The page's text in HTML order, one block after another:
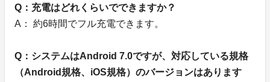
Q：充電はどれくらいでできますか？
A： 約6時間でフル充電できます。
Q：システムはAndroid 7.0ですが、対応している規格
（Android規格、iOS規格）のバージョンはあります